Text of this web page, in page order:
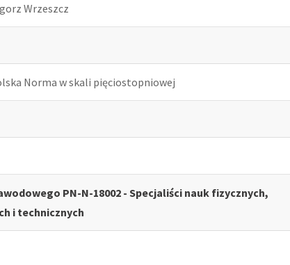
Wrzeszcz
Norma w skali pięciostopniowej
PN-N-18002 - Specjaliści nauk fizycznych,
i technicznych